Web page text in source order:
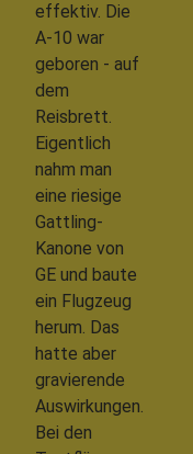
effektiv. Die
A-10 war
geboren - auf
dem
Reisbrett.
Eigentlich
nahm man
eine riesige
Gattling-
Kanone von
GE und baute
ein Flugzeug
herum. Das
hatte aber
gravierende
Auswirkungen.
Bei den